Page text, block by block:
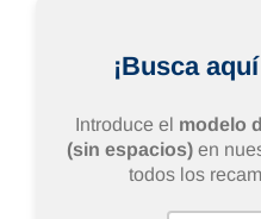
¡Busca
Introduce el modelo
(sin espacios)en
todos los